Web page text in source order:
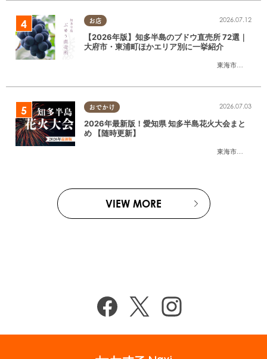
お店
東海市大府市
2026.07.12
【2026年版】知多半島のブドウ直売所 72選｜
大府市・東浦町ほかエリア別に一挙紹介
おでかけ
東海市大府市
2026.07.03
2026年最新版！愛知県 知多半島花火大会まと
め 【随時更新】
VIEW MORE